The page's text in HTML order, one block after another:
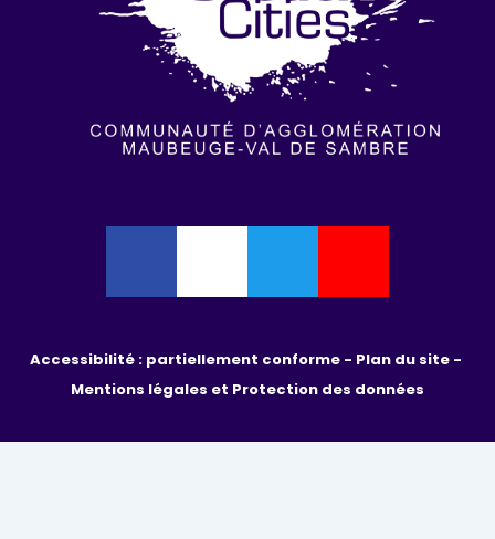
Accessibilité : partiellement conforme -
Mentions légales et Protection des données